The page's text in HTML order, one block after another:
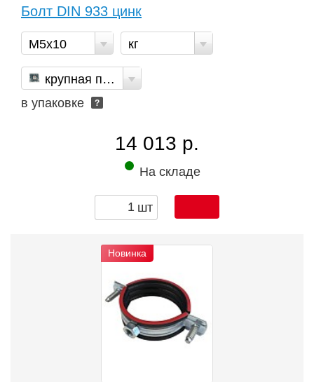
Болт DIN 933 цинк
М5х10 кг
крупная пакет
в упаковке
?
14 013 р.
На складе
шт
Новинка